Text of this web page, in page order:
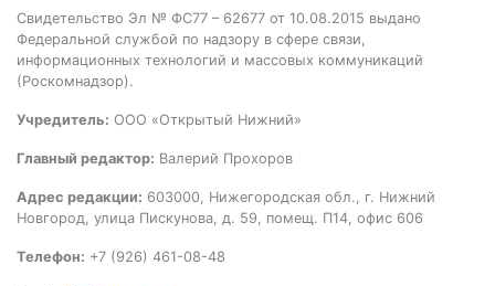
Свидетельство Эл № ФС77 – 62677 от 10.08.2015 выдано
Федеральной службой по надзору в сфере связи,
информационных технологий и массовых коммуникаций
(Роскомнадзор).
Учредитель: ООО «Открытый Нижний»
Главный редактор: Валерий Прохоров
Адрес редакции: 603000, Нижегородская обл., г. Нижний
Новгород, улица Пискунова, д. 59, помещ. П14, офис 606
Телефон: +7 (926) 461-08-48